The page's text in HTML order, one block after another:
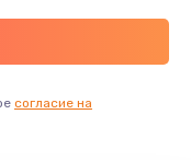
согласие на